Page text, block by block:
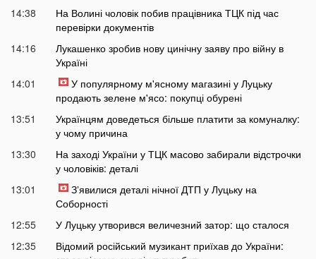
14:38
На Волині чоловік побив працівника ТЦК під час
перевірки документів
14:16
Лукашенко зробив нову цинічну заяву про війну в
Україні
14:01
У популярному м'ясному магазині у Луцьку
продають зелене м'ясо: покупці обурені
13:51
Українцям доведеться більше платити за комуналку:
у чому причина
13:30
На заході України у ТЦК масово забирали відстрочки
у чоловіків: деталі
13:01
Зʼявилися деталі нічної ДТП у Луцьку на
Соборності
12:55
У Луцьку утворився величезний затор: що сталося
12:35
Відомий російський музикант приїхав до України: